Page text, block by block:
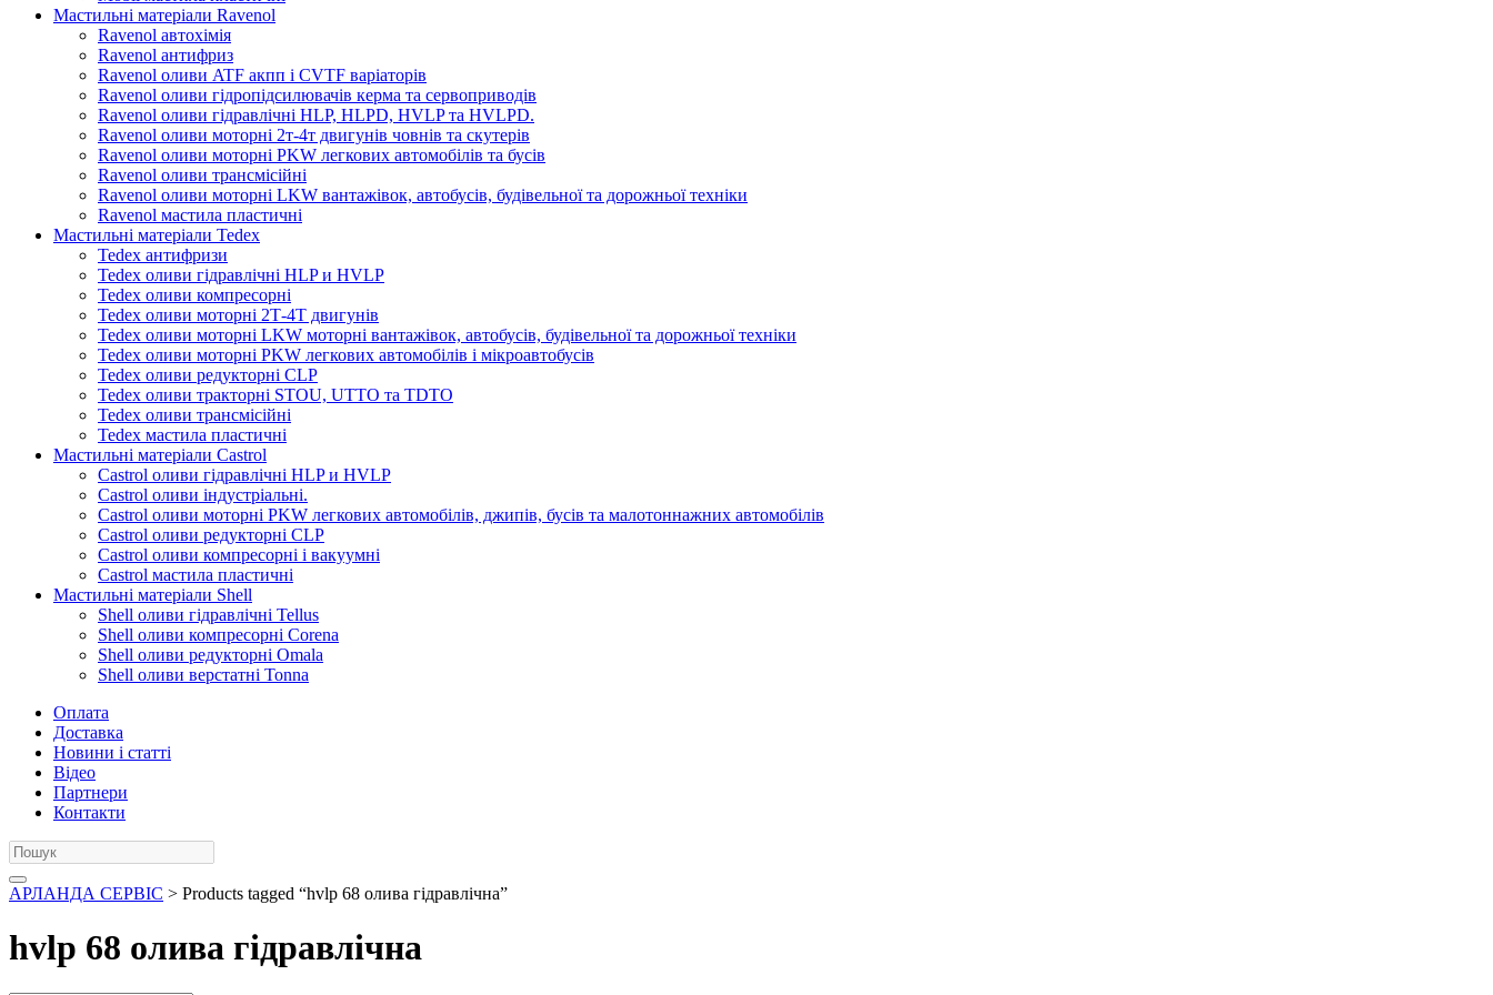
Мастильні матеріали Ravenol
Ravenol автохімія
Ravenol антифриз
Ravenol оливи ATF акпп і CVTF варіаторів
Ravenol оливи гідропідсилювачів керма та сервоприводів
Ravenol оливи гідравлічні HLP, HLPD, HVLP та HVLPD.
Ravenol оливи моторні 2т-4т двигунів човнів та скутерів
Ravenol оливи моторні PKW легкових автомобілів та бусів
Ravenol оливи трансмісійні
Ravenol оливи моторні LKW вантажівок, автобусів, будівельної та дорожньої техніки
Ravenol мастила пластичні
Мастильні матеріали Tedex
Tedex антифризи
Tedex оливи гідравлічні HLP и HVLP
Tedex оливи компресорні
Tedex оливи моторні 2Т-4Т двигунів
Tedex оливи моторні LKW моторні вантажівок, автобусів, будівельної та дорожньої техніки
Tedex оливи моторні PKW легкових автомобілів і мікроавтобусів
Tedex оливи редукторні CLP
Tedex оливи тракторні STOU, UTTO та TDTO
Tedex оливи трансмісійні
Tedex мастила пластичні
Мастильні матеріали Castrol
Castrol оливи гідравлічні HLP и HVLP
Castrol оливи індустріальні.
Castrol оливи моторні PKW легкових автомобілів, джипів, бусів та малотоннажних автомобілів
Castrol оливи редукторні CLP
Castrol оливи компресорні і вакуумні
Castrol мастила пластичні
Мастильні матеріали Shell
Shell оливи гідравлічні Tellus
Shell оливи компресорні Corena
Shell оливи редукторні Omala
Shell оливи верстатні Tonna
Оплата
Доставка
Новини і статті
Відео
Партнери
Контакти
АРЛАНДА СЕРВІС > Products tagged “hvlp 68 олива гідравлічна”
hvlp 68 олива гідравлічна